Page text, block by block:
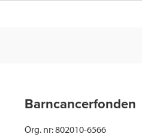
o
k
r
I
Barncancerfonden
Org. nr: 802010-6566